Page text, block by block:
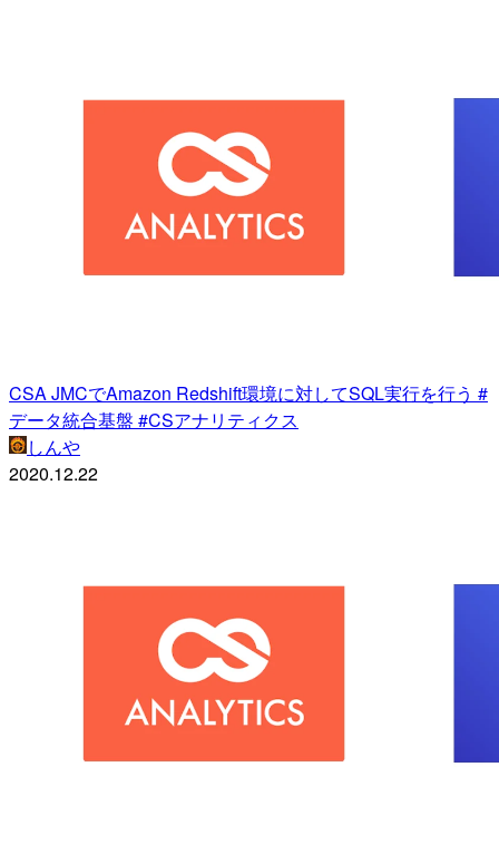
CSA JMCでAmazon Redshift環境に対してSQL実行を行う #
データ統合基盤 #CSアナリティクス
しんや
2020.12.22